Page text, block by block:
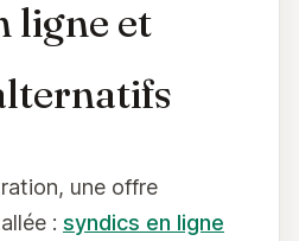
ligne et
une offre
: syndics en ligne